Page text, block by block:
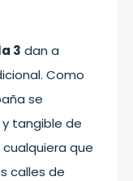
3 dan a
Como
se
tangible de
cualquiera que
calles de